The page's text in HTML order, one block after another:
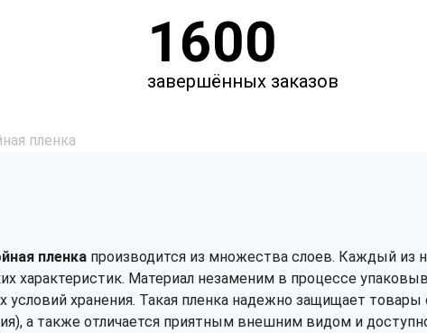
1600
завершённых заказов
пленка
пленка производится из множества слоев. Каждый из
характеристик. Материал незаменим в процессе
условий хранения. Такая пленка надежно защищает
а также отличается приятным внешним видом и